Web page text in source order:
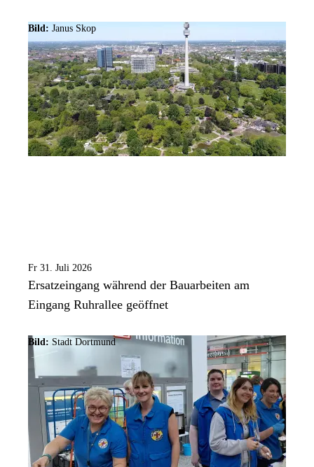
Bild: Janus Skop
Fr 31. Juli 2026
Ersatzeingang während der Bauarbeiten am
Eingang Ruhrallee geöffnet
Bild: Stadt Dortmund